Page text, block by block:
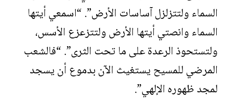
السماء ولتتزلزل آساسات الأرض”. “اسمعي أيتها
السماء وانصتي أيتها الأرض ولتتزعزع الأسس،
ولتستحوذ الرعدة على ما تحت الثرى”. “فالشعب
المرضي للمسيح يستغيث الآن بدموع أن يسجد
لمجد ظهوره الإلهي”.